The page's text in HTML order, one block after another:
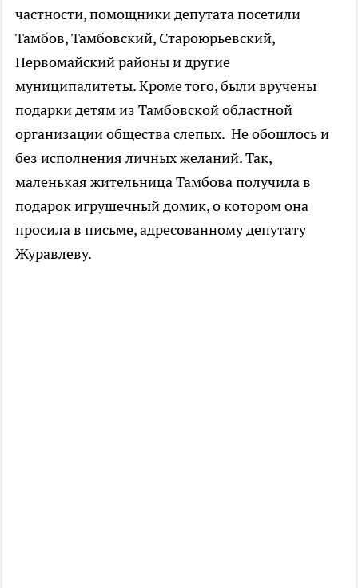
частности, помощники депутата посетили
Тамбов, Тамбовский, Староюрьевский,
Первомайский районы и другие
муниципалитеты. Кроме того, были вручены
подарки детям из Тамбовской областной
организации общества слепых. Не обошлось и
без исполнения личных желаний. Так,
маленькая жительница Тамбова получила в
подарок игрушечный домик, о котором она
просила в письме, адресованному депутату
Журавлеву.